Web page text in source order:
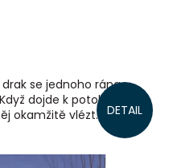
DETAIL
se jednoho rána
dojde k potoku, má
okamžitě vlézt. To se